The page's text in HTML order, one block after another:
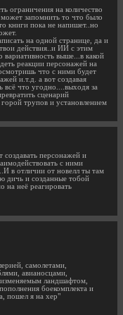
ограничения на количество
запомнить то что было
книги пока не напишет..но
на одной странице, да и
действия..и ИИ с этим
вариативность выше...в какой
реакции персонажей на
что с ними будет
и.т.д. а вот создавая
что угодно....выходя за
сценарий
трупов и установлением
персонажей и
с ними
в отличии от новелл ты там
дичь и созданные тобой
на неё реагировать
самолетами,
авианосцами,
ландшафтом,
боекомплекта и
пошел я на хер"